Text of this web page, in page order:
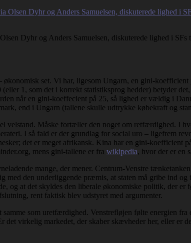
Dyhr og Anders Samuelsen, diskuterede lighed i SFs
set. Vi har, ligesom Ungarn, en gini-
1, som det i korrekt statistiksprog hedder) betyder
når en gini-koeffecient på 25, så lighed er vældig i
end i Ungarn (tallene skulle udtrykke købekraft og
velstand. Måske fortæller den noget om retfærdighed. I
I så fald er der grundlag for social uro – ligefrem
det er meget afrikansk. Kina har en gini-
mens gini-tallene er fra wikipedia, hvor der er en
mange, der mener. Centrum-Venstre
den underliggende præmis, at staten må gribe ind
og at det skyldes den liberale økonomiske politik, der
rent faktisk blev udstyret med argumenter.
som uretfærdighed. Venstrefløjen følte energien
virkelig markedet, der skaber skævheder her, eller er